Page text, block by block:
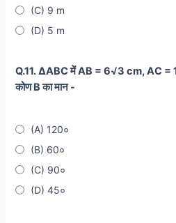
(C) 9 m
(D) 5 m
Q.11. ∆ABC में AB = 6√3 cm, AC =
कोण B का मान -
(A) 120०
(B) 60०
(C) 90०
(D) 45०